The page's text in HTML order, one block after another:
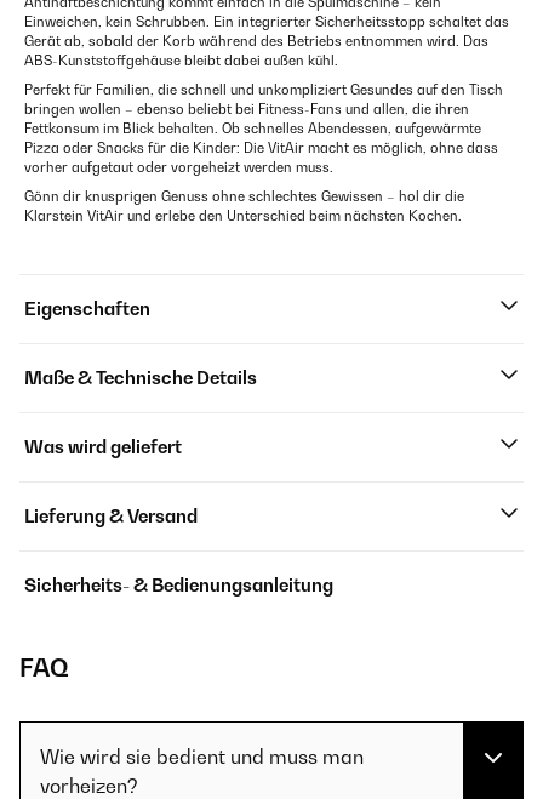
Einweichen, kein Schrubben. Ein integrierter Sicherheitsstopp schaltet das
Gerät ab, sobald der Korb während des Betriebs entnommen wird. Das
ABS-Kunststoffgehäuse bleibt dabei außen kühl.
Perfekt für Familien, die schnell und unkompliziert Gesundes auf den Tisch
bringen wollen – ebenso beliebt bei Fitness-Fans und allen, die ihren
Fettkonsum im Blick behalten. Ob schnelles Abendessen, aufgewärmte
Pizza oder Snacks für die Kinder: Die VitAir macht es möglich, ohne dass
vorher aufgetaut oder vorgeheizt werden muss.
Gönn dir knusprigen Genuss ohne schlechtes Gewissen – hol dir die
Klarstein VitAir und erlebe den Unterschied beim nächsten Kochen.
Eigenschaften
Maße & Technische Details
Was wird geliefert
Lieferung & Versand
Sicherheits- & Bedienungsanleitung
FAQ
Wie wird sie bedient und muss man
vorheizen?